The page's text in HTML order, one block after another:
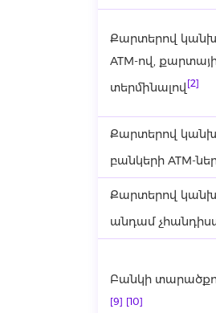
Քարտերով
ATM-ով,
տերմինալով [2]
Քարտերով
բանկերի ATM-
Քարտերով
անդամ
Բանկի
[9] [10]